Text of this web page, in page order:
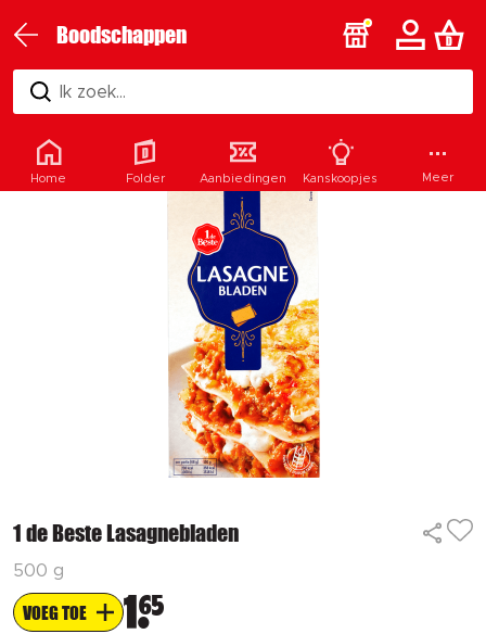
Boodschappen
Ik zoek...
1 de Beste Lasagnebladen
500 g
VOEG TOE 1 65
Home Folder Aanbiedingen Kanskoopjes Meer